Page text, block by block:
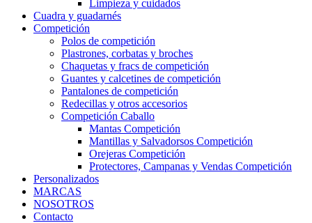
Limpieza y cuidados
Cuadra y guadarnés
Competición
Polos de competición
Plastrones, corbatas y broches
Chaquetas y fracs de competición
Guantes y calcetines de competición
Pantalones de competición
Redecillas y otros accesorios
Competición Caballo
Mantas Competición
Mantillas y Salvadorsos Competición
Orejeras Competición
Protectores, Campanas y Vendas Competición
Personalizados
MARCAS
NOSOTROS
Contacto